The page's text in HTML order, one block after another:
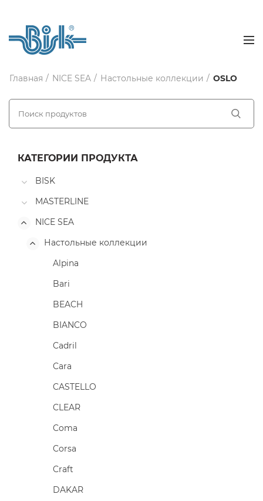
Главная NICE SEA Настольные коллекции OSLO
КАТЕГОРИИ ПРОДУКТА
BISK
MASTERLINE
NICE SEA
Настольные коллекции
Alpina
Bari
BEACH
BIANCO
Cadril
Cara
CASTELLO
CLEAR
Coma
Corsa
Craft
DAKAR